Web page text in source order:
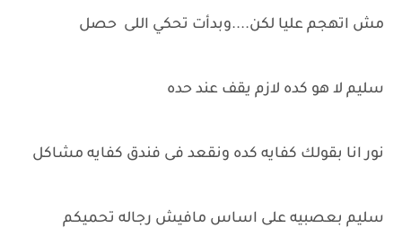
مش اتهجم عليا لكن....وبدأت تحكي اللى حصل
سليم لا هو كده لازم يقف عند حده
نور انا بقولك كفايه كده ونقعد فى فندق كفايه مشاكل
سليم بعصبيه على اساس مافيش رجاله تحميكم